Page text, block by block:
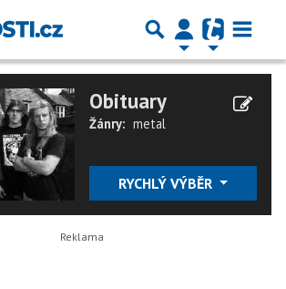
Obituary
Žánry: metal
RYCHLÝ VÝBĚR